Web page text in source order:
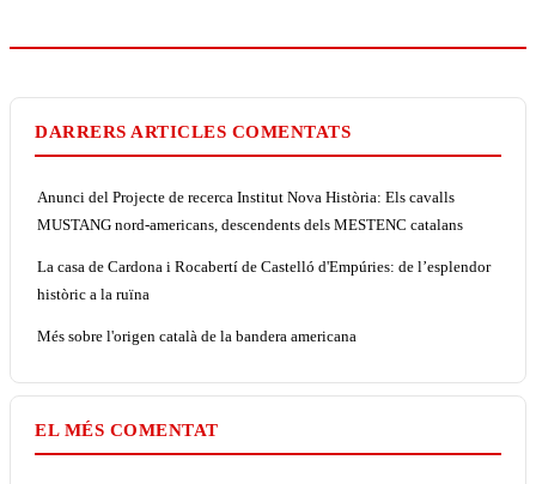
DARRERS ARTICLES COMENTATS
Anunci del Projecte de recerca Institut Nova Història: Els cavalls
MUSTANG nord-americans, descendents dels MESTENC catalans
La casa de Cardona i Rocabertí de Castelló d'Empúries: de l’esplendor
històric a la ruïna
Més sobre l'origen català de la bandera americana
EL MÉS COMENTAT